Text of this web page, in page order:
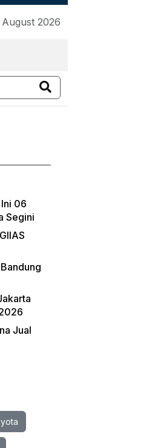
2026
06
Segini
Jual